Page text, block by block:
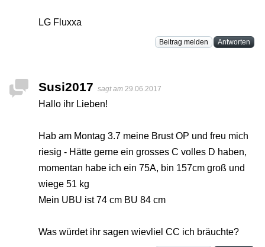
LG Fluxxa
Beitrag melden Antworten
Susi2017 sagt am 29.06.2017
Hallo ihr Lieben!
Hab am Montag 3.7 meine Brust OP und freu mich
riesig - Hätte gerne ein grosses C volles D haben,
momentan habe ich ein 75A, bin 157cm groß und
wiege 51 kg
Mein UBU ist 74 cm BU 84 cm
Was würdet ihr sagen wievliel CC ich bräuchte?